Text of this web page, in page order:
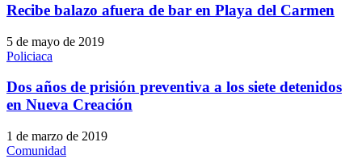
Recibe balazo afuera de bar en Playa del Carmen
5 de mayo de 2019
Policiaca
Dos años de prisión preventiva a los siete detenidos
en Nueva Creación
1 de marzo de 2019
Comunidad